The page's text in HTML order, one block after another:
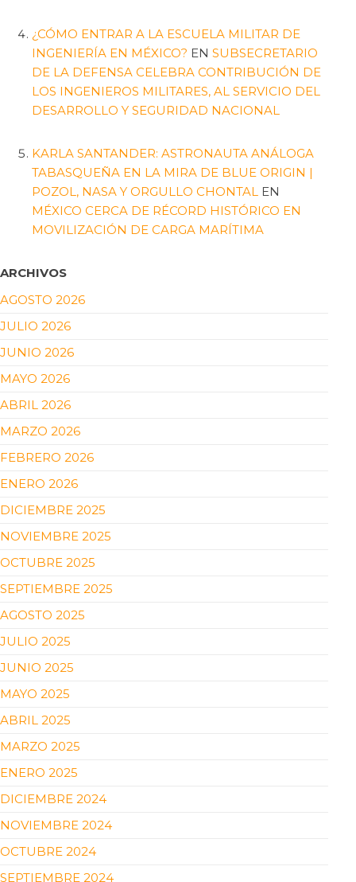
¿CÓMO ENTRAR A LA ESCUELA MILITAR DE
INGENIERÍA EN MÉXICO? EN SUBSECRETARIO
DE LA DEFENSA CELEBRA CONTRIBUCIÓN DE
LOS INGENIEROS MILITARES, AL SERVICIO DEL
DESARROLLO Y SEGURIDAD NACIONAL
KARLA SANTANDER: ASTRONAUTA ANÁLOGA
TABASQUEÑA EN LA MIRA DE BLUE ORIGIN |
POZOL, NASA Y ORGULLO CHONTAL EN
MÉXICO CERCA DE RÉCORD HISTÓRICO EN
MOVILIZACIÓN DE CARGA MARÍTIMA
ARCHIVOS
AGOSTO 2026
JULIO 2026
JUNIO 2026
MAYO 2026
ABRIL 2026
MARZO 2026
FEBRERO 2026
ENERO 2026
DICIEMBRE 2025
NOVIEMBRE 2025
OCTUBRE 2025
SEPTIEMBRE 2025
AGOSTO 2025
JULIO 2025
JUNIO 2025
MAYO 2025
ABRIL 2025
MARZO 2025
ENERO 2025
DICIEMBRE 2024
NOVIEMBRE 2024
OCTUBRE 2024
SEPTIEMBRE 2024